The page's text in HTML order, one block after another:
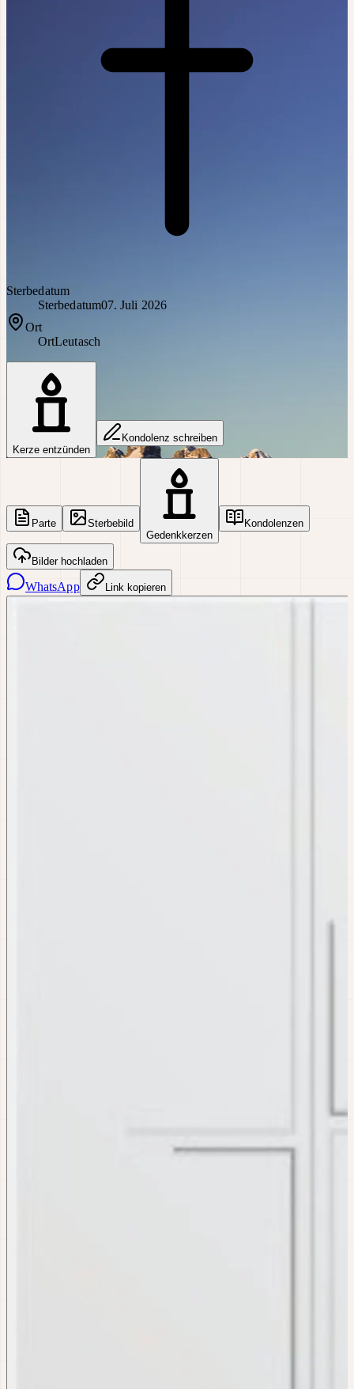
Sterbedatum
Sterbedatum07. Juli 2026
Ort
OrtLeutasch
Kerze entzünden
Kondolenz schreiben
Parte
Sterbebild
Gedenkkerzen
Kondolenzen
Bilder hochladen
WhatsApp Link kopieren